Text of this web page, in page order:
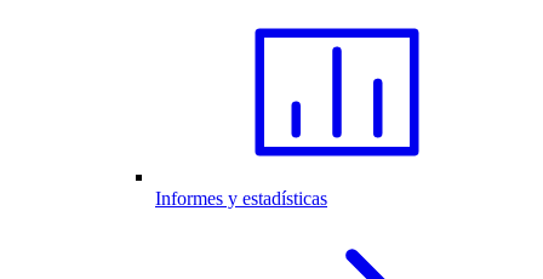
Informes y estadísticas